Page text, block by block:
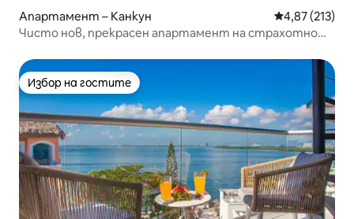
Апартамент – Канкун Средна
4,87 (213)
Чисто нов, прекрасен апартамент на страхотно
Избор на гостите
Избор на гостите